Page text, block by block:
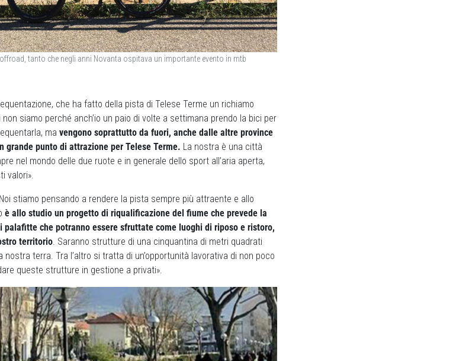
tanto che negli anni Novanta ospitava un importante evento in mtb
che ha fatto della pista di Telese Terme un richiamo
siamo perché anch’io un paio di volte a settimana prendo la bici per
ma vengono soprattutto da fuori, anche dalle altre province
grande punto di attrazione per Telese Terme. La nostra è una città
nel mondo delle due ruote e in generale dello sport all’aria aperta,
valori».
stiamo pensando a rendere la pista sempre più attraente e allo
è allo studio un progetto di riqualificazione del fiume che prevede la
che potranno essere sfruttate come luoghi di riposo e ristoro,
territorio. Saranno strutture di una cinquantina di metri quadrati
terra. Tra l’altro si tratta di un’opportunità lavorativa di non poco
queste strutture in gestione a privati».